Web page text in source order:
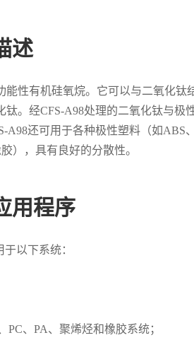
述
能性有机硅氧烷。它可以与二氧化
钛。经CFS-A98处理的二氧化钛与
A98还可用于各种极性塑料（如ABS
），具有良好的分散性。
用程序
以下系统：
、PA、聚烯烃和橡胶系统；